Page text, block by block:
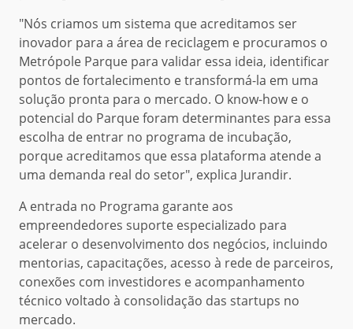
"Nós criamos um sistema que acreditamos ser
inovador para a área de reciclagem e procuramos o
Metrópole Parque para validar essa ideia, identificar
pontos de fortalecimento e transformá-la em uma
solução pronta para o mercado. O know-how e o
potencial do Parque foram determinantes para essa
escolha de entrar no programa de incubação,
porque acreditamos que essa plataforma atende a
uma demanda real do setor", explica Jurandir.
A entrada no Programa garante aos
empreendedores suporte especializado para
acelerar o desenvolvimento dos negócios, incluindo
mentorias, capacitações, acesso à rede de parceiros,
conexões com investidores e acompanhamento
técnico voltado à consolidação das startups no
mercado.